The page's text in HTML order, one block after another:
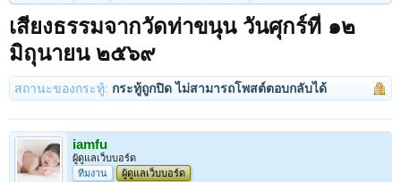
เสียงธรรมจากวัดท่าขนุน วันศุกร์ที่ ๑๒
มิถุนายน ๒๕๖๙
สถานะของกระทู้: กระทู้ถูกปิด ไม่สามารถโพสต์ตอบกลับได้
iamfu
ผู้ดูแลเว็บบอร์ด
ทีมงาน
ผู้ดูแลเว็บบอร์ด